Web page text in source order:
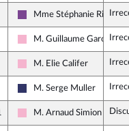
Ensemble pour la
Mme Stéphanie Rist
Socialistes et apparentés
M. Guillaume Garot
Socialistes et apparentés
M. Elie Califer
Rassemblement National
M. Serge Muller
Socialistes et apparentés
M. Arnaud Simion